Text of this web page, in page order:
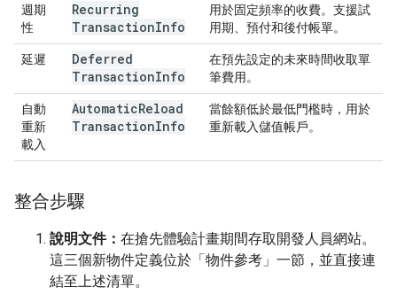
週期
性
Recurring
TransactionInfo
用於固定頻率的收費。支援試
用期、預付和後付帳單。
延遲
Deferred
TransactionInfo
在預先設定的未來時間收取單
筆費用。
自動
重新
載入
AutomaticReload
TransactionInfo
當餘額低於最低門檻時，用於
重新載入儲值帳戶。
整合步驟
說明文件： 在搶先體驗計畫期間存取開發人員網站。
這三個新物件定義位於「物件參考」一節，並直接連
結至上述清單。